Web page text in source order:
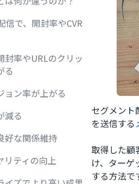
信で、開封率やCVR
封率やURLのクリッ
る
ョン率が上がる
減る
好な関係維持
リティの向上
セグメント
を送信する
取得した顧
け、ターゲ
する方法で